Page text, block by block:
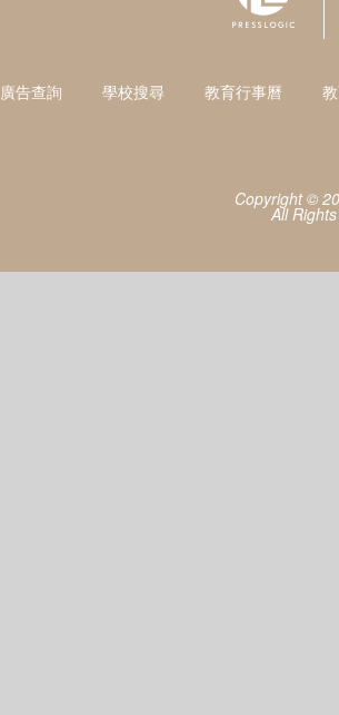
廣告查詢 學校搜尋 教育行事曆
Copyright ©
All